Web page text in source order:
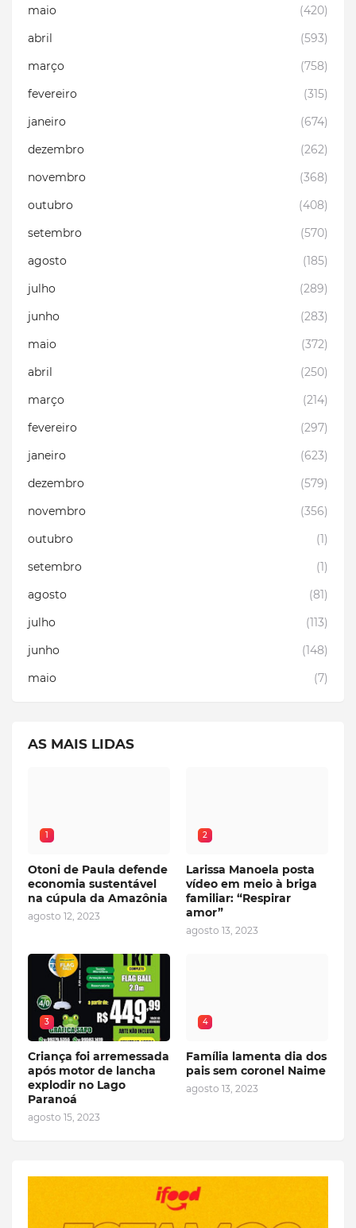
maio
(420)
abril
(593)
março
(758)
fevereiro
(315)
janeiro
(674)
dezembro
(262)
novembro
(368)
outubro
(408)
setembro
(570)
agosto
(185)
julho
(289)
junho
(283)
maio
(372)
abril
(250)
março
(214)
fevereiro
(297)
janeiro
(623)
dezembro
(579)
novembro
(356)
outubro
(1)
setembro
(1)
agosto
(81)
julho
(113)
junho
(148)
maio
(7)
AS MAIS LIDAS
1
Otoni de Paula defende
economia sustentável
na cúpula da Amazônia
agosto 12, 2023
2
Larissa Manoela posta
vídeo em meio à briga
familiar: “Respirar
amor”
agosto 13, 2023
3
Criança foi arremessada
após motor de lancha
explodir no Lago
Paranoá
agosto 15, 2023
4
Família lamenta dia dos
pais sem coronel Naime
agosto 13, 2023